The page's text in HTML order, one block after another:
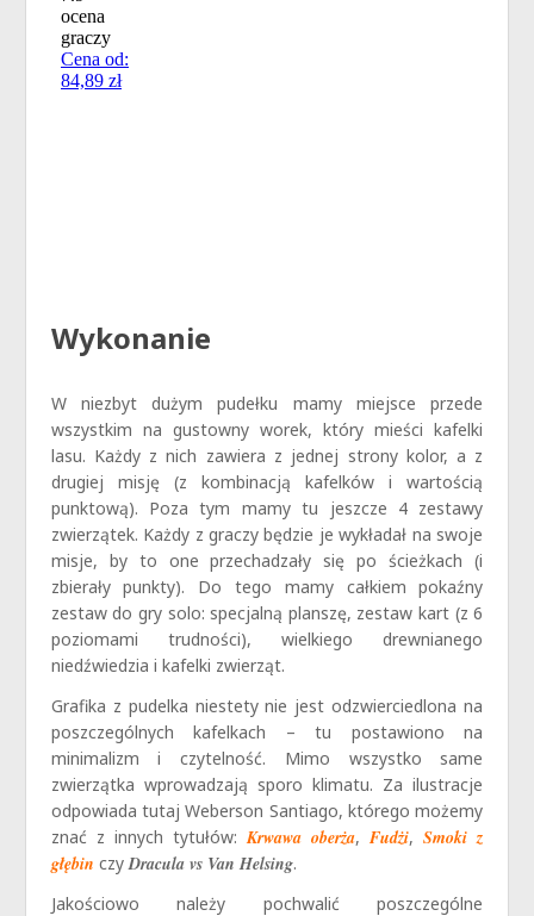
Wykonanie
W niezbyt dużym pudełku mamy miejsce przede
wszystkim na gustowny worek, który mieści kafelki
lasu. Każdy z nich zawiera z jednej strony kolor, a z
drugiej misję (z kombinacją kafelków i wartością
punktową). Poza tym mamy tu jeszcze 4 zestawy
zwierzątek. Każdy z graczy będzie je wykładał na swoje
misje, by to one przechadzały się po ścieżkach (i
zbierały punkty). Do tego mamy całkiem pokaźny
zestaw do gry solo: specjalną planszę, zestaw kart (z 6
poziomami trudności), wielkiego drewnianego
niedźwiedzia i kafelki zwierząt.
Grafika z pudelka niestety nie jest odzwierciedlona na
poszczególnych kafelkach – tu postawiono na
minimalizm i czytelność. Mimo wszystko same
zwierzątka wprowadzają sporo klimatu. Za ilustracje
odpowiada tutaj Weberson Santiago, którego możemy
znać z innych tytułów: Krwawa oberża, Fudżi,Smoki z
głębin czyDracula vs Van Helsing.
Jakościowo należy pochwalić poszczególne